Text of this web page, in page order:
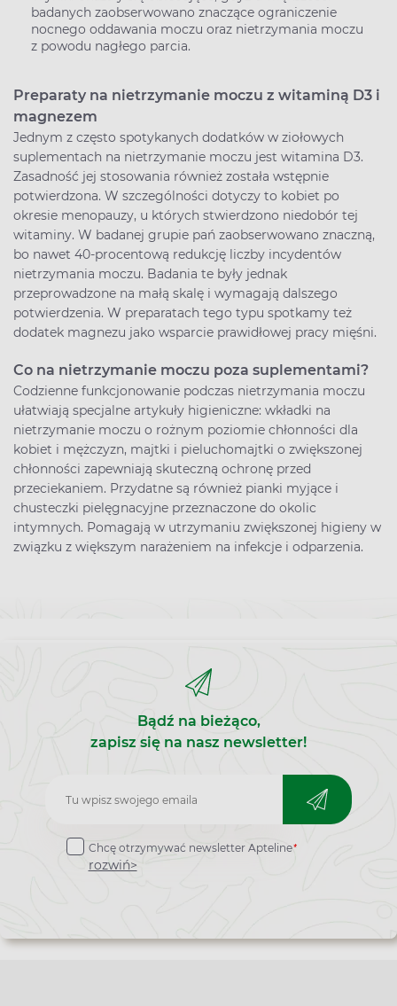
badanych zaobserwowano znaczące ograniczenie
nocnego oddawania moczu oraz nietrzymania moczu
z powodu nagłego parcia.
Preparaty na nietrzymanie moczu z witaminą D3 i
magnezem
Jednym z często spotykanych dodatków w ziołowych
suplementach na nietrzymanie moczu jest witamina D3.
Zasadność jej stosowania również została wstępnie
potwierdzona. W szczególności dotyczy to kobiet po
okresie menopauzy, u których stwierdzono niedobór tej
witaminy. W badanej grupie pań zaobserwowano znaczną,
bo nawet 40-procentową redukcję liczby incydentów
nietrzymania moczu. Badania te były jednak
przeprowadzone na małą skalę i wymagają dalszego
potwierdzenia. W preparatach tego typu spotkamy też
dodatek magnezu jako wsparcie prawidłowej pracy mięśni.
Co na nietrzymanie moczu poza suplementami?
Codzienne funkcjonowanie podczas nietrzymania moczu
ułatwiają specjalne artykuły higieniczne: wkładki na
nietrzymanie moczu o rożnym poziomie chłonności dla
kobiet i mężczyzn, majtki i pieluchomajtki o zwiększonej
chłonności zapewniają skuteczną ochronę przed
przeciekaniem. Przydatne są również pianki myjące i
chusteczki pielęgnacyjne przeznaczone do okolic
intymnych. Pomagają w utrzymaniu zwiększonej higieny w
związku z większym narażeniem na infekcje i odparzenia.
Bądź na bieżąco,
zapisz się na nasz newsletter!
Zapisz
do
newslettera
Chcę otrzymywać newsletter Apteline*
rozwiń>